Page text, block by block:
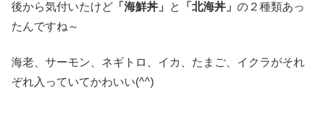
後から気付いたけど 「海鮮丼」 と 「北海丼」 の２種類あっ
たんですね～
海老、サーモン、ネギトロ、イカ、たまご、イクラがそれ
ぞれ入っていてかわいい(^^)